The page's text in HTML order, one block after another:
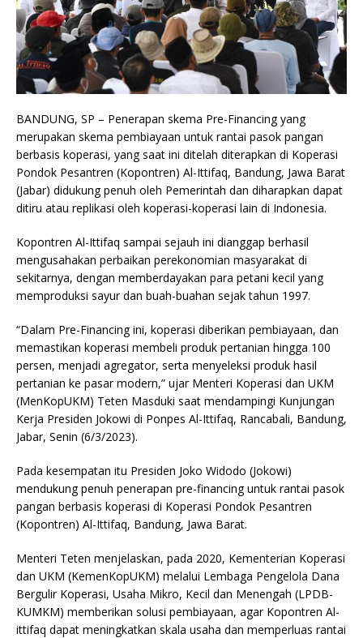
BANDUNG, SP – Penerapan skema Pre-Financing yang
merupakan skema pembiayaan untuk rantai pasok pangan
berbasis koperasi, yang saat ini ditelah diterapkan di Koperasi
Pondok Pesantren (Kopontren) Al-Ittifaq, Bandung, Jawa Barat
(Jabar) didukung penuh oleh Pemerintah dan diharapkan dapat
ditiru atau replikasi oleh koperasi-koperasi lain di Indonesia.
Kopontren Al-Ittifaq sampai sejauh ini dianggap berhasil
mengusahakan perbaikan perekonomian masyarakat di
sekitarnya, dengan memberdayakan para petani kecil yang
memproduksi sayur dan buah-buahan sejak tahun 1997.
“Dalam Pre-Financing ini, koperasi diberikan pembiayaan, dan
memastikan koperasi membeli produk pertanian hingga 100
persen, menjadi agregator, serta menyeleksi produk hasil
pertanian ke pasar modern,” ujar Menteri Koperasi dan UKM
(MenKopUKM) Teten Masduki saat mendampingi Kunjungan
Kerja Presiden Jokowi di Ponpes Al-Ittifaq, Rancabali, Bandung,
Jabar, Senin (6/3/2023).
Pada kesempatan itu Presiden Joko Widodo (Jokowi)
mendukung penuh penerapan pre-financing untuk rantai pasok
pangan berbasis koperasi di Koperasi Pondok Pesantren
(Kopontren) Al-Ittifaq, Bandung, Jawa Barat.
Menteri Teten menjelaskan, pada 2020, Kementerian Koperasi
dan UKM (KemenKopUKM) melalui Lembaga Pengelola Dana
Bergulir Koperasi, Usaha Mikro, Kecil dan Menengah (LPDB-
KUMKM) memberikan solusi pembiayaan, agar Kopontren Al-
ittifaq dapat meningkatkan skala usaha dan memperluas rantai